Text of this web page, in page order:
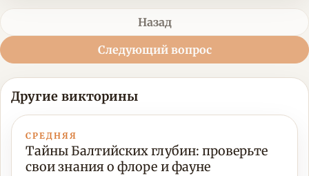
Назад
Следующий вопрос
Другие викторины
СРЕДНЯЯ
Тайны Балтийских глубин: проверьте
свои знания о флоре и фауне